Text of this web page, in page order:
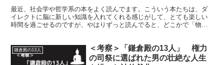
最近、社会学や哲学系の本をよく読んでます。こういう本たちは、ダ
イレクトに脳に新しい知識を入れてくれる感じがして、とても楽しい
時間を過ごせるのですが、やはりずっと読んでると、どこかで「物
鎌倉殿の13人
＜考察＞「鎌倉殿の13人」 権力
の司祭に選ばれた男の壮絶な人生